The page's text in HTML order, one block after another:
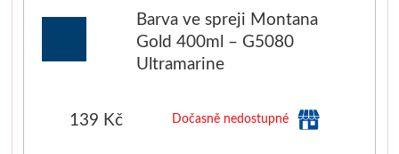
Barva ve spreji Montana
Gold 400ml – G5080
Ultramarine
139 Kč Dočasně nedostupné